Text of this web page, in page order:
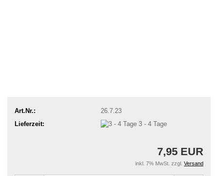
Art.Nr.:
26.7.23
Lieferzeit:
3 - 4 Tage
7,95 EUR
inkl. 7% MwSt. zzgl. Versand